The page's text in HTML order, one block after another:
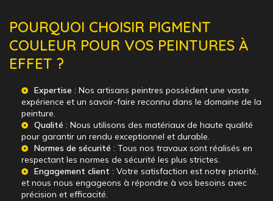
POURQUOI CHOISIR PIGMENT
COULEUR POUR VOS PEINTURES À
EFFET ?
Expertise : Nos artisans peintres possèdent une vaste
expérience et un savoir-faire reconnu dans le domaine de la
peinture.
Qualité : Nous utilisons des matériaux de haute qualité
pour garantir un rendu exceptionnel et durable.
Normes de sécurité : Tous nos travaux sont réalisés en
respectant les normes de sécurité les plus strictes.
Engagement client : Votre satisfaction est notre priorité,
et nous nous engageons à répondre à vos besoins avec
précision et efficacité.